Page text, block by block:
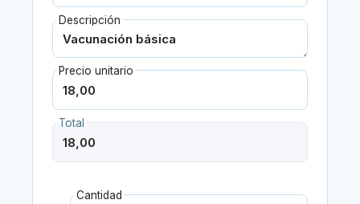
Descripción
Precio unitario
Total
Cantidad